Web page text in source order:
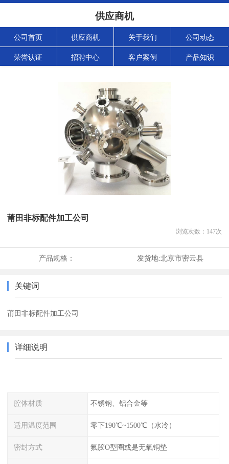
供应商机
公司首页 供应商机 关于我们 公司动态
荣誉认证 招聘中心 客户案例 产品知识
莆田非标配件加工公司
浏览次数： 147次
产品规格： 发货地:北京市密云县
关键词
莆田非标配件加工公司
详细说明
腔体材质 不锈钢、铝合金等
适用温度范围 零下190℃~1500℃（水冷）
密封方式 氟胶O型圈或是无氧铜垫